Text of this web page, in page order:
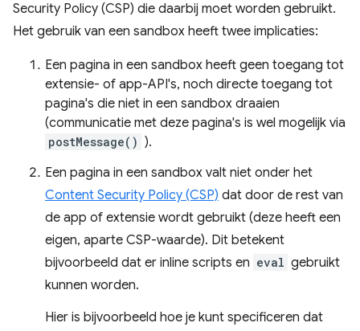
Security Policy (CSP) die daarbij moet worden gebruikt.
Het gebruik van een sandbox heeft twee implicaties:
Een pagina in een sandbox heeft geen toegang tot
extensie- of app-API's, noch directe toegang tot
pagina's die niet in een sandbox draaien
(communicatie met deze pagina's is wel mogelijk via
postMessage() ).
Een pagina in een sandbox valt niet onder het
Content Security Policy (CSP) dat door de rest van
de app of extensie wordt gebruikt (deze heeft een
eigen, aparte CSP-waarde). Dit betekent
bijvoorbeeld dat er inline scripts en eval gebruikt
kunnen worden.
Hier is bijvoorbeeld hoe je kunt specificeren dat